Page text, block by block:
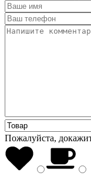
Пожалуйста,